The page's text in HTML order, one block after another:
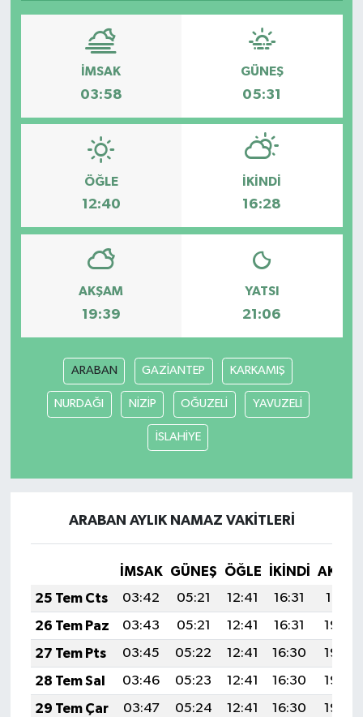
İMSAK
03:58
GÜNEŞ
05:31
ÖĞLE
12:40
İKINDI
16:28
AKŞAM
19:39
YATSI
21:06
ARABAN GAZİANTEP KARKAMIŞ
NURDAĞI NİZİP OĞUZELİ YAVUZELİ
İSLAHİYE
ARABAN AYLIK NAMAZ VAKITLERI
İMSAK GÜNEŞ ÖĞLE İKINDI
25 Tem Cts
03:42 05:21 12:41 16:31
19:51
26 Tem Paz
03:43 05:21 12:41 16:31
19:50
27 Tem Pts
03:45 05:22 12:41 16:30
19:49
28 Tem Sal
03:46 05:23 12:41 16:30
19:49
29 Tem Çar
03:47 05:24 12:41 16:30
19:48